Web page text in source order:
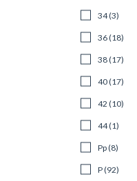
34 (3)
36 (18)
38 (17)
40 (17)
42 (10)
44 (1)
Pp (8)
P (92)